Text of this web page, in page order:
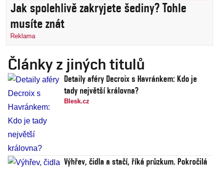
Jak spolehlivě zakryjete šediny? Tohle
musíte znát
Reklama
Články z jiných titulů
Detaily aféry Decroix s Havránkem: Kdo je
tady největší královna?
Blesk.cz
Výhřev, čidla a stačí, říká průzkum. Pokročilá